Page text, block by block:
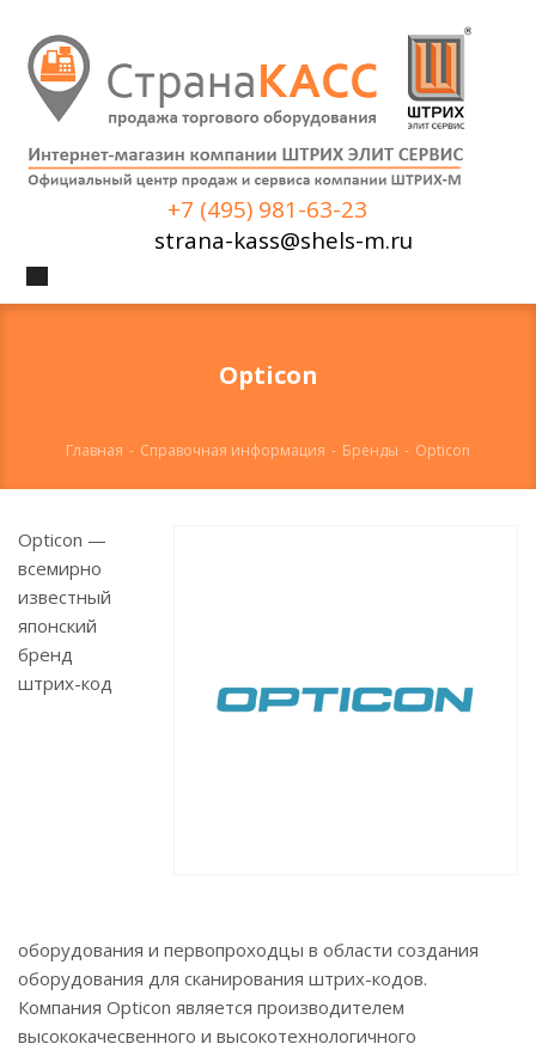
+7 (495) 981-63-23
strana-kass@shels-m.ru
Opticon
Главная - Справочная информация - Бренды - Opticon
Opticon —
всемирно
известный
японский
бренд
штрих-код
оборудования и первопроходцы в области создания
оборудования для сканирования штрих-кодов.
Компания Opticon является производителем
высококачесвенного и высокотехнологичного